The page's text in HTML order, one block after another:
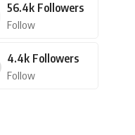
56.4k Followers
Follow
4.4k Followers
Follow